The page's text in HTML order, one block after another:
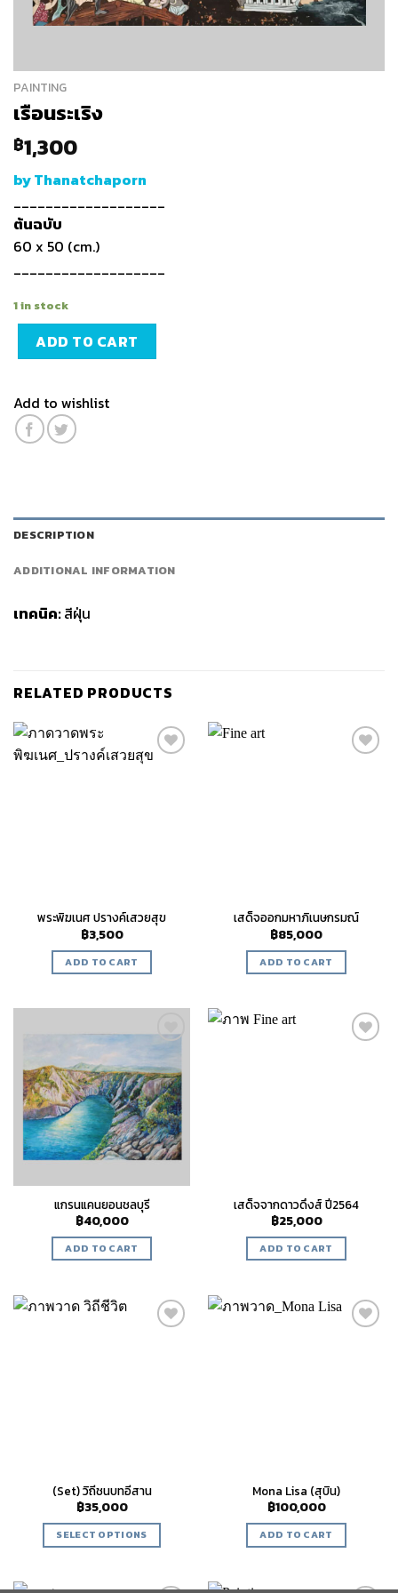
PAINTING
เรือนระเริง
฿1,300
by Thanatchaporn
___________________
ต้นฉบับ
60 x 50 (cm.)
___________________
1 in stock
ADD TO CART
Add to wishlist
DESCRIPTION
ADDITIONAL INFORMATION
เทคนิค:สีฝุ่น
RELATED PRODUCTS
พระพิฆเนศ ปรางค์เสวยสุข
฿3,500
ADD TO CART
เสด็จออกมหาภิเนษกรมณ์
฿85,000
ADD TO CART
Add to
wishlist
แกรนแคนยอนชลบุรี
฿40,000
ADD TO CART
เสด็จจากดาวดึงส์ ปี2564
฿25,000
ADD TO CART
(Set) วิถีชนบทอีสาน
฿35,000
SELECT OPTIONS
Mona Lisa (สุบิน)
฿100,000
ADD TO CART